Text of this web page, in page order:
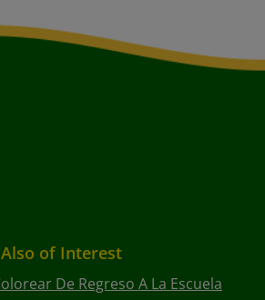
Also of Interest
De Regreso A La Escuela